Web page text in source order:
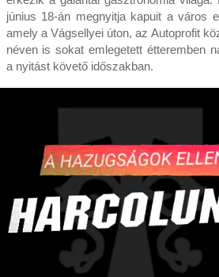
június 18-án megnyitja kapuit a város
amely a Vágsellyei úton, az Autoprofit
néven is sokat emlegetett étteremben
a nyitást követő időszakban.